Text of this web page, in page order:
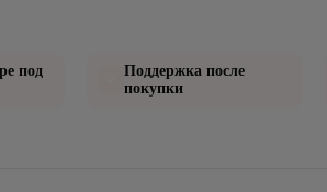
под
Поддержка после
покупки